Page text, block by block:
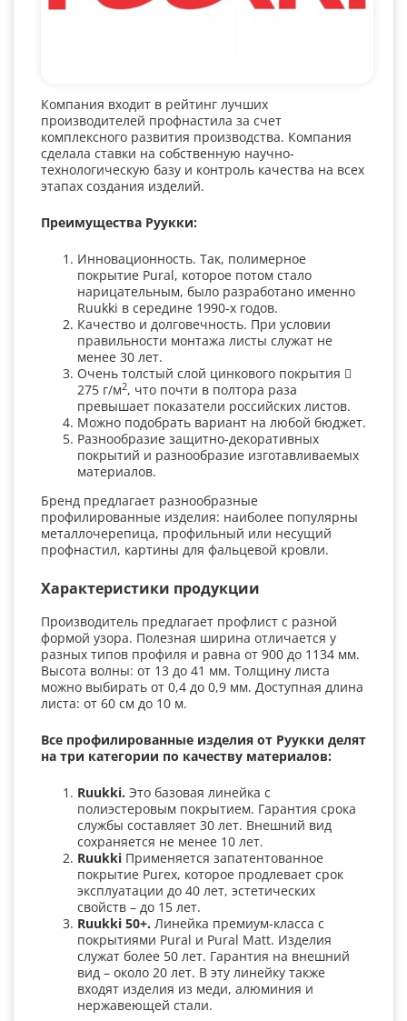
Компания входит в рейтинг лучших
производителей профнастила за счет
комплексного развития производства. Компания
сделала ставки на собственную научно-
технологическую базу и контроль качества на всех
этапах создания изделий.
Преимущества Руукки:
Инновационность. Так, полимерное
покрытие Pural, которое потом стало
нарицательным, было разработано именно
Ruukki в середине 1990-х годов.
Качество и долговечность. При условии
правильности монтажа листы служат не
менее 30 лет.
Очень толстый слой цинкового покрытия 
275 г/м2, что почти в полтора раза
превышает показатели российских листов.
Можно подобрать вариант на любой бюджет.
Разнообразие защитно-декоративных
покрытий и разнообразие изготавливаемых
материалов.
Бренд предлагает разнообразные
профилированные изделия: наиболее популярны
металлочерепица, профильный или несущий
профнастил, картины для фальцевой кровли.
Характеристики продукции
Производитель предлагает профлист с разной
формой узора. Полезная ширина отличается у
разных типов профиля и равна от 900 до 1134 мм.
Высота волны: от 13 до 41 мм. Толщину листа
можно выбирать от 0,4 до 0,9 мм. Доступная длина
листа: от 60 см до 10 м.
Все профилированные изделия от Руукки делят
на три категории по качеству материалов:
Ruukki. Это базовая линейка с
полиэстеровым покрытием. Гарантия срока
службы составляет 30 лет. Внешний вид
сохраняется не менее 10 лет.
Ruukki Применяется запатентованное
покрытие Purex, которое продлевает срок
эксплуатации до 40 лет, эстетических
свойств – до 15 лет.
Ruukki 50+. Линейка премиум-класса с
покрытиями Pural и Pural Matt. Изделия
служат более 50 лет. Гарантия на внешний
вид – около 20 лет. В эту линейку также
входят изделия из меди, алюминия и
нержавеющей стали.